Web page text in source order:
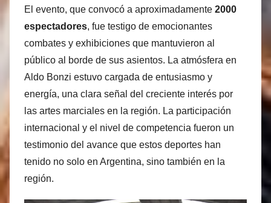
El evento, que convocó a aproximadamente 2000
espectadores, fue testigo de emocionantes
combates y exhibiciones que mantuvieron al
público al borde de sus asientos. La atmósfera en
Aldo Bonzi estuvo cargada de entusiasmo y
energía, una clara señal del creciente interés por
las artes marciales en la región. La participación
internacional y el nivel de competencia fueron un
testimonio del avance que estos deportes han
tenido no solo en Argentina, sino también en la
región.